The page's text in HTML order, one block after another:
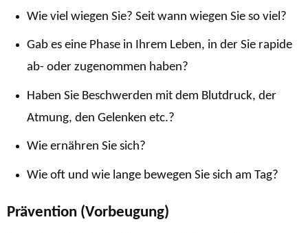
Wie viel wiegen Sie? Seit wann wiegen Sie so viel?
Gab es eine Phase in Ihrem Leben, in der Sie rapide
ab- oder zugenommen haben?
Haben Sie Beschwerden mit dem Blutdruck, der
Atmung, den Gelenken etc.?
Wie ernähren Sie sich?
Wie oft und wie lange bewegen Sie sich am Tag?
Prävention (Vorbeugung)